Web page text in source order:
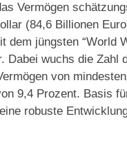
Vermögen
(84,6 Billionen
dem jüngsten “World
Dabei wuchs die Zahl
von
9,4 Prozent. Basis
robuste